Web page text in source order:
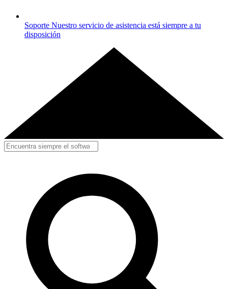
Soporte Nuestro servicio de asistencia está siempre a tu
disposición